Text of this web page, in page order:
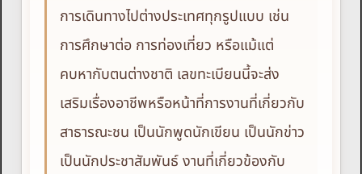
การเดินทางไปต่างประเทศทุกรูปแบบ เช่น
การศึกษาต่อ การท่องเที่ยว หรือแม้แต่
คบหากับตนต่างชาติ เลขทะเบียนนี้จะส่ง
เสริมเรื่องอาชีพหรือหน้าที่การงานที่เกี่ยวกับ
สาธารณะชน เป็นนักพูดนักเขียน เป็นนักข่าว
เป็นนักประชาสัมพันธ์ งานที่เกี่ยวข้องกับ